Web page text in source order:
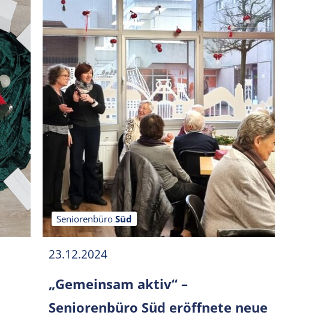
SeniorenbüroSüd
23.12.2024
„Gemeinsam aktiv“ –
Seniorenbüro Süd eröffnete neue